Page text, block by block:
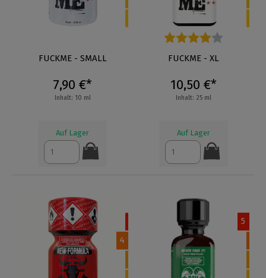
FUCKME - SMALL
7,90 €*
Inhalt: 10 ml
Auf Lager
Durchschnittliche
FUCKME - XL
10,50 €*
Inhalt: 25 ml
Auf Lager
4
5